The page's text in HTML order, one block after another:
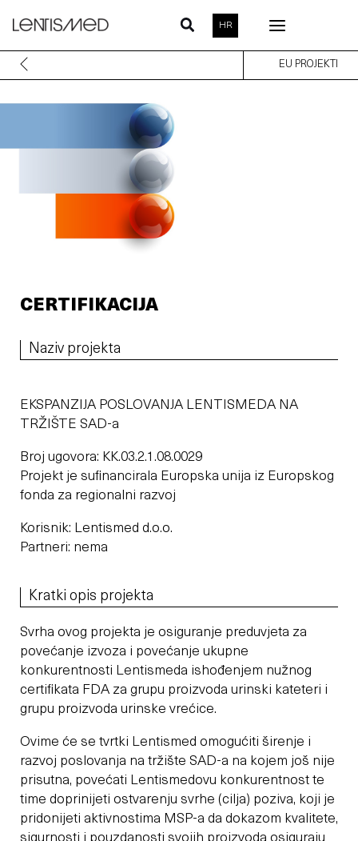
content
HR
EU PROJEKTI
CERTIFIKACIJA
Naziv projekta
EKSPANZIJA POSLOVANJA LENTISMEDA NA
TRŽIŠTE SAD-a
Broj ugovora: KK.03.2.1.08.0029
Projekt je sufinancirala Europska unija iz Europskog
fonda za regionalni razvoj
Korisnik: Lentismed d.o.o.
Partneri: nema
Kratki opis projekta
Svrha ovog projekta je osiguranje preduvjeta za
povećanje izvoza i povećanje ukupne
konkurentnosti Lentismeda ishođenjem nužnog
certifikata FDA za grupu proizvoda urinski kateteri i
grupu proizvoda urinske vrećice.
Ovime će se tvrtki Lentismed omogućiti širenje i
razvoj poslovanja na tržište SAD-a na kojem još nije
prisutna, povećati Lentismedovu konkurentnost te
time doprinijeti ostvarenju svrhe (cilja) poziva, koji je
pridonijeti aktivnostima MSP-a da dokazom kvalitete,
sigurnosti i pouzdanosti svojih proizvoda osiguraju